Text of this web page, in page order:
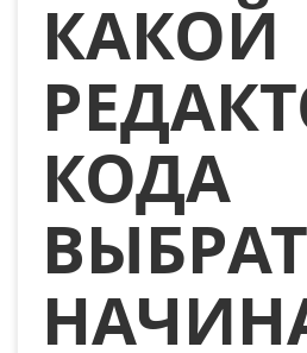
КАКОЙ
КОДА